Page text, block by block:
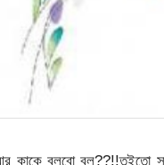
বলবো বল??!!তুইতো